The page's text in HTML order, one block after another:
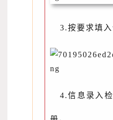
3.按要求填入
4.信息录入